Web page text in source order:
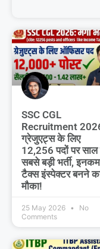
SSC CGL
Recruitment
ग्रेजुएट्स के लिए
12,256 पदों पर साल
सबसे बड़ी भर्ती, इनकम
टैक्स इंस्पेक्टर बनने
मौका!
25 May 2026
No
Comments